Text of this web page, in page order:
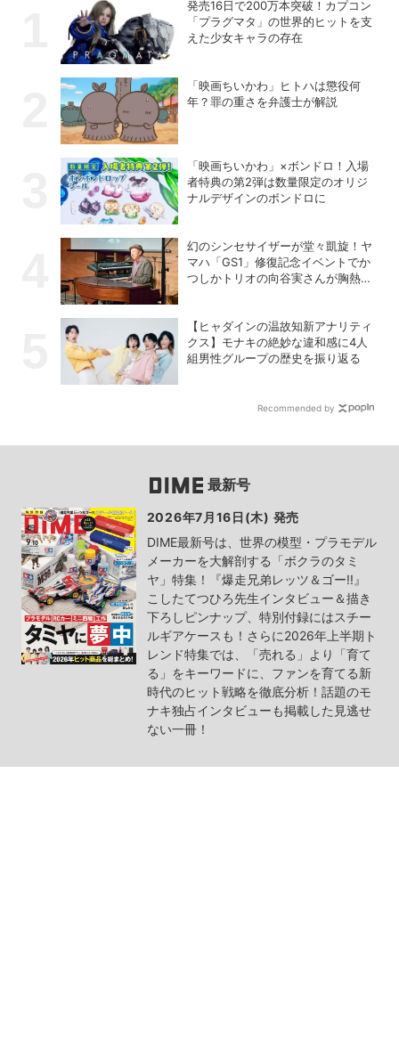
発売16日で200万本突破！カプコン
「プラグマタ」の世界的ヒットを支
えた少女キャラの存在
「映画ちいかわ」ヒトハは懲役何
年？罪の重さを弁護士が解説
「映画ちいかわ」×ボンドロ！入場
者特典の第2弾は数量限定のオリジ
ナルデザインのボンドロに
幻のシンセサイザーが堂々凱旋！ヤ
マハ「GS1」修復記念イベントでか
つしかトリオの向谷実さんが胸熱ト
【ヒャダインの温故知新アナリティ
クス】モナキの絶妙な違和感に4人
組男性グループの歴史を振り返る
Recommended by
最新号
2026年7月16日(木) 発売
DIME最新号は、世界の模型・プラモデル
メーカーを大解剖する「ボクラのタミ
ヤ」特集！『爆走兄弟レッツ＆ゴー!!』
こしたてつひろ先生インタビュー＆描き
下ろしピンナップ、特別付録にはスチー
ルギアケースも！さらに2026年上半期ト
レンド特集では、「売れる」より「育て
る」をキーワードに、ファンを育てる新
時代のヒット戦略を徹底分析！話題のモ
ナキ独占インタビューも掲載した見逃せ
ない一冊！